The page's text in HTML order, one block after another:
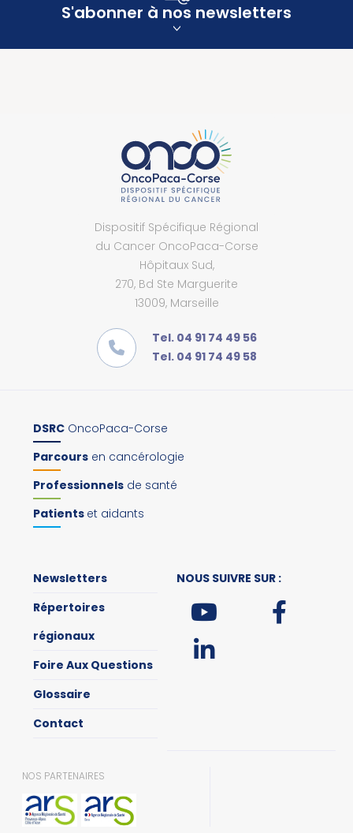
S'abonner à nos newsletters
Dispositif Spécifique Régional
du Cancer OncoPaca-Corse
Hôpitaux Sud,
270, Bd Ste Marguerite
13009, Marseille
Tel. 04 91 74 49 56
Tel. 04 91 74 49 58
DSRC OncoPaca-Corse
Parcours en cancérologie
Professionnels de santé
Patients et aidants
Newsletters
Répertoires
régionaux
Foire Aux Questions
Glossaire
Contact
NOUS SUIVRE SUR :
NOS PARTENAIRES